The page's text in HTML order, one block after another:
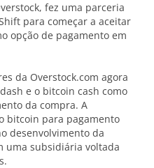
fez uma parceria
para começar a aceitar
opção de pagamento em
da Overstock.com agora
e o bitcoin cash como
da compra. A
bitcoin para pagamento
desenvolvimento da
uma subsidiária voltada